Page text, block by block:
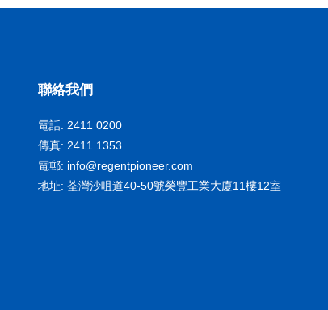
聯絡我們
電話: 2411 0200
傳真: 2411 1353
電郵: info@regentpioneer.com
地址: 荃灣沙咀道40-50號榮豐工業大廈11樓12室